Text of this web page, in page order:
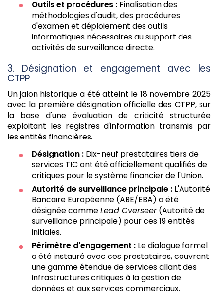
Outils et procédures : Finalisation des
méthodologies d'audit, des procédures
d'examen et déploiement des outils
informatiques nécessaires au support des
activités de surveillance directe.
3. Désignation et engagement avec les
CTPP
Un jalon historique a été atteint le 18 novembre 2025
avec la première désignation officielle des CTPP, sur
la base d'une évaluation de criticité structurée
exploitant les registres d'information transmis par
les entités financières.
Désignation : Dix-neuf prestataires tiers de
services TIC ont été officiellement qualifiés de
critiques pour le système financier de l'Union.
Autorité de surveillance principale : L'Autorité
Bancaire Européenne (ABE/EBA) a été
désignée commeLead Overseer(Autorité de
surveillance principale) pour ces 19 entités
initiales.
Périmètre d'engagement : Le dialogue formel
a été instauré avec ces prestataires, couvrant
une gamme étendue de services allant des
infrastructures critiques à la gestion de
données et aux services commerciaux.